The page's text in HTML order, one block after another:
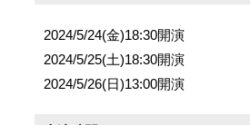
2024/5/24(金)18:30開演
2024/5/25(土)18:30開演
2024/5/26(日)13:00開演